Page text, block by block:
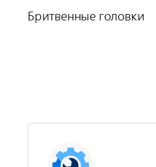
Бритвенные головки